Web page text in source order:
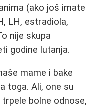
(ako još imate
LH, estradiola,
nije skupa
godine lutanja.
mame i bake
toga. Ali, one su
bolne odnose,